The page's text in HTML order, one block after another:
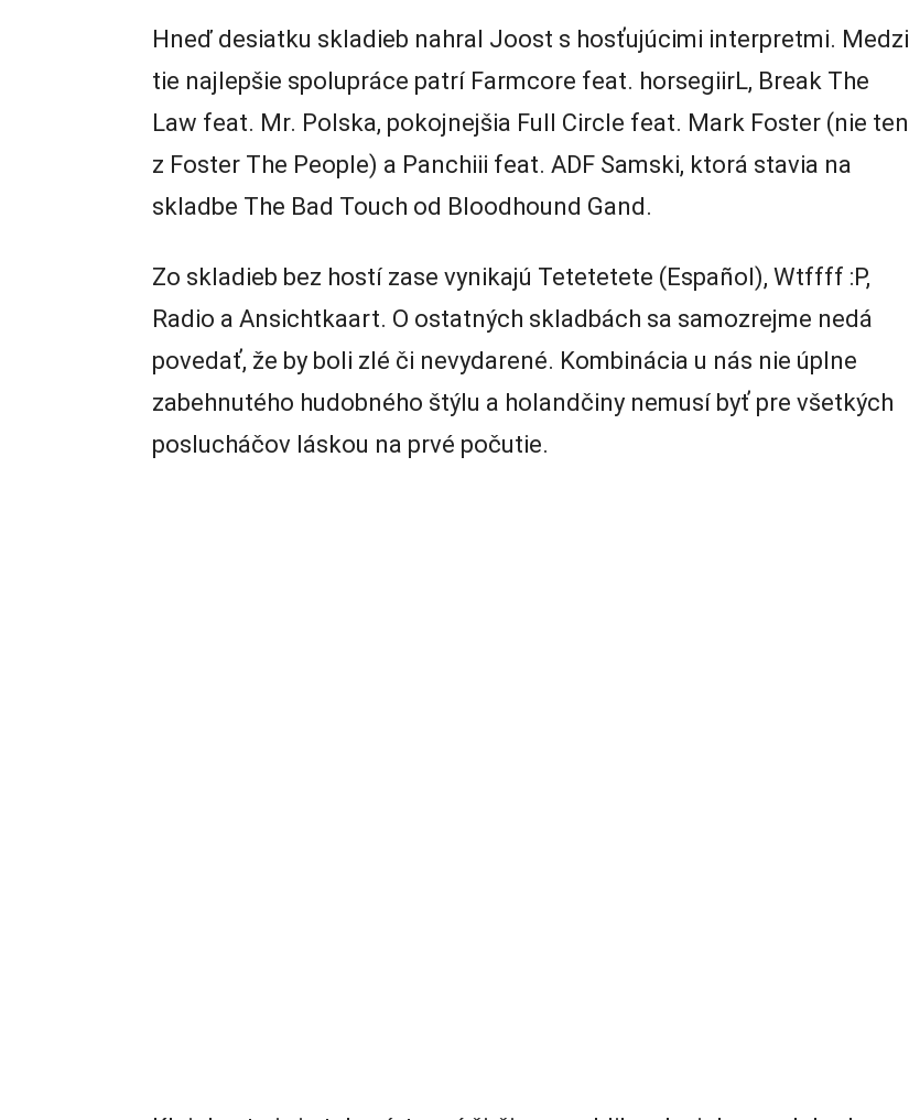
Hneď desiatku skladieb nahral Joost s hosťujúcimi interpretmi. Medzi
tie najlepšie spolupráce patrí Farmcore feat. horsegiirL, Break The
Law feat. Mr. Polska, pokojnejšia Full Circle feat. Mark Foster (nie ten
z Foster The People) a Panchiii feat. ADF Samski, ktorá stavia na
skladbe The Bad Touch od Bloodhound Gand.
Zo skladieb bez hostí zase vynikajú Tetetetete (Español), Wtffff :P,
Radio a Ansichtkaart. O ostatných skladbách sa samozrejme nedá
povedať, že by boli zlé či nevydarené. Kombinácia u nás nie úplne
zabehnutého hudobného štýlu a holandčiny nemusí byť pre všetkých
poslucháčov láskou na prvé počutie.